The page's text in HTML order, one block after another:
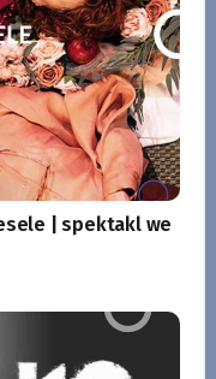
| spektakl we